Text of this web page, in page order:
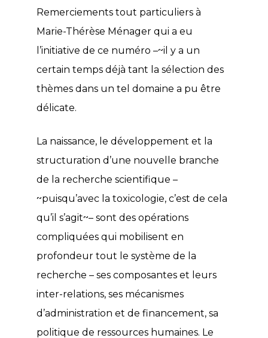
Remerciements tout particuliers à
Marie-Thérèse Ménager qui a eu
l’initiative de ce numéro –~il y a un
certain temps déjà tant la sélection des
thèmes dans un tel domaine a pu être
délicate.
La naissance, le développement et la
structuration d’une nouvelle branche
de la recherche scientifique –
~puisqu’avec la toxicologie, c’est de cela
qu’il s’agit~– sont des opérations
compliquées qui mobilisent en
profondeur tout le système de la
recherche – ses composantes et leurs
inter-relations, ses mécanismes
d’administration et de financement, sa
politique de ressources humaines. Le